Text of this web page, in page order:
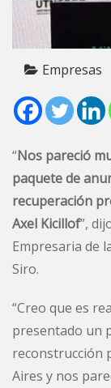
Empresas
“Nos pareció
paquete de
recuperación
Axel Kicillof”,
Empresaria de
Siro.
“Creo que es
presentado un
reconstrucción
Aires y nos